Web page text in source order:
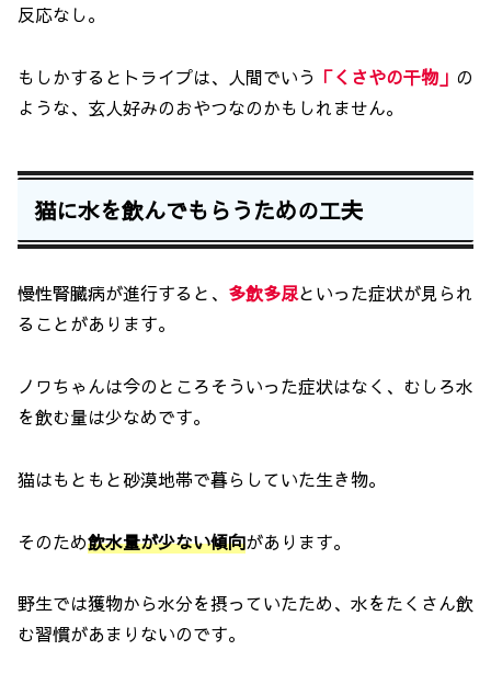
反応なし。
もしかするとトライプは、人間でいう 「くさやの干物」 の
ような、玄人好みのおやつなのかもしれません。
猫に水を飲んでもらうための工夫
慢性腎臓病が進行すると、 多飲多尿といった症状が見られ
ることがあります。
ノワちゃんは今のところそういった症状はなく、むしろ水
を飲む量は少なめです。
猫はもともと砂漠地帯で暮らしていた生き物。
そのため飲水量が少ない傾向があります。
野生では獲物から水分を摂っていたため、水をたくさん飲
む習慣があまりないのです。